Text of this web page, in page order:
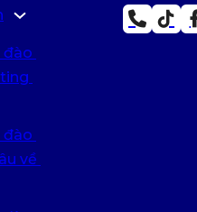
đào
đào
về